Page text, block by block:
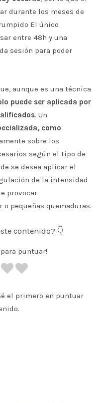
durante los meses de
El único
entre 48h y una
sesión para poder
aunque es una técnica
puede ser aplicada por
. Un
como
sobre los
según el tipo de
se desea aplicar el
de la intensidad
provocar
pequeñas quemaduras.
contenido? 👇
puntuar!
el primero en puntuar